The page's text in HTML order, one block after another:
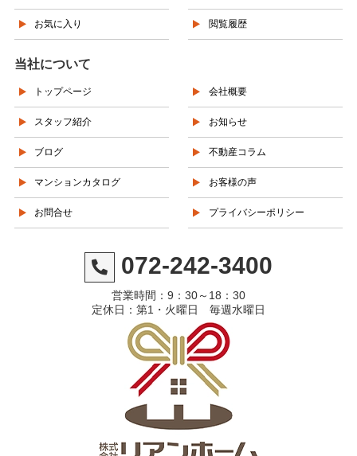
お気に入り 閲覧履歴
当社について
トップページ 会社概要
スタッフ紹介 お知らせ
ブログ 不動産コラム
マンションカタログ お客様の声
お問合せ プライバシーポリシー
072-242-3400
営業時間：9：30～18：30
定休日：第1・火曜日 毎週水曜日